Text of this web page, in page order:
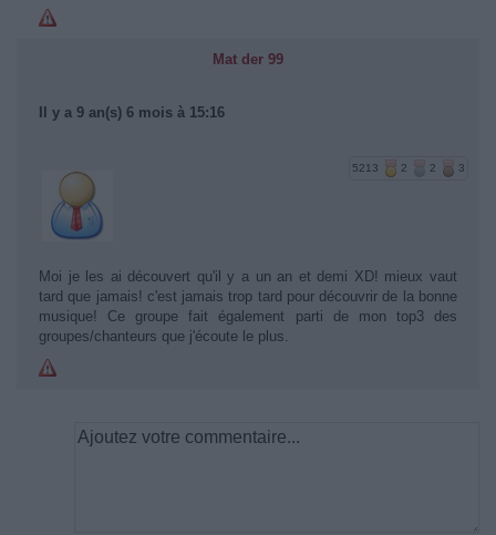
Mat der 99
Il y a 9 an(s) 6 mois à 15:16
5213 2 2 3
Moi je les ai découvert qu'il y a un an et demi XD! mieux vaut
tard que jamais! c'est jamais trop tard pour découvrir de la bonne
musique! Ce groupe fait également parti de mon top3 des
groupes/chanteurs que j'écoute le plus.